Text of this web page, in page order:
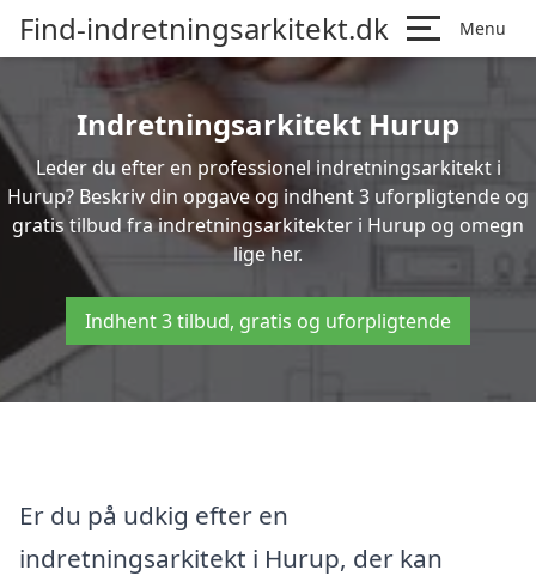
Find-indretningsarkitekt.dk Menu
Indretningsarkitekt Hurup
Leder du efter en professionel indretningsarkitekt i
Hurup? Beskriv din opgave og indhent 3 uforpligtende og
gratis tilbud fra indretningsarkitekter i Hurup og omegn
lige her.
Indhent 3 tilbud, gratis og uforpligtende
Er du på udkig efter en
indretningsarkitekt i Hurup, der kan